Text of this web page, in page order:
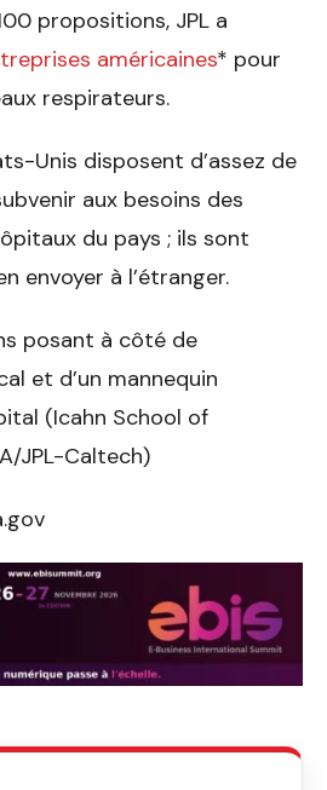
propositions, JPL a
américaines* pour
respirateurs.
Unis disposent d’assez de
aux besoins des
du pays ; ils sont
envoyer à l’étranger.